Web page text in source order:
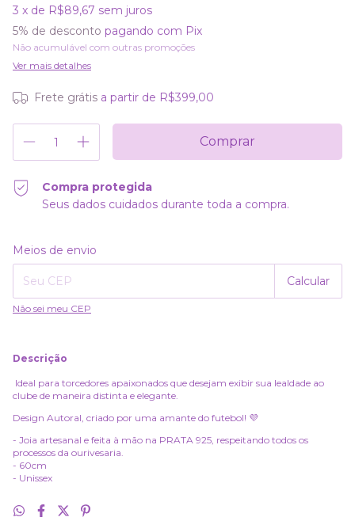
3 x de R$89,67 sem juros
5% de desconto pagando com Pix
Não acumulável com outras promoções
Ver mais detalhes
Frete grátis a partir de R$399,00
Compra protegida
Seus dados cuidados durante toda a compra.
Entregas para o CEP:
Meios de envio
Calcular
Não sei meu CEP
Descrição
Ideal para torcedores apaixonados que desejam exibir sua lealdade ao
clube de maneira distinta e elegante.
Design Autoral, criado por uma amante do futebol! 💜
- Joia artesanal e feita à mão na PRATA 925, respeitando todos os
processos da ourivesaria.
- 60cm
- Unissex